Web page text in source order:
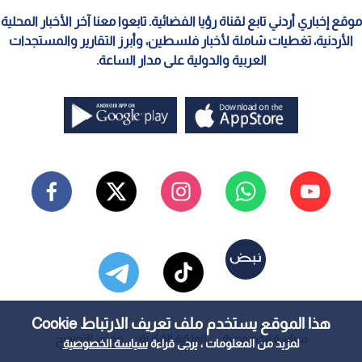
هذا الموقع يستخدم ملف تعريف الارتباط Cookie
لمزيد من المعلومات ، يرجى قراءةسياسة الخصوصية
موقع إخباري أردني تابع لقناة رؤيا الفضائية. تابعوا معنا آخر الأخبار المحلية
الأردنية، تغطيات شاملة لأخبار فلسطين، وأبرز التقارير والمستجدات
العربية والدولية على مدار الساعة.
سياسة الخصوصية الملكية الفكرية معايير التصحيح